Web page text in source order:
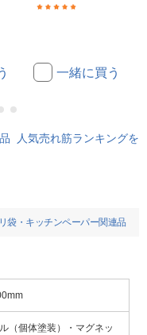
一緒に買う
人気売れ筋ランキングを
袋・キッチンペーパー関連品
（個体塗装）・マグネッ